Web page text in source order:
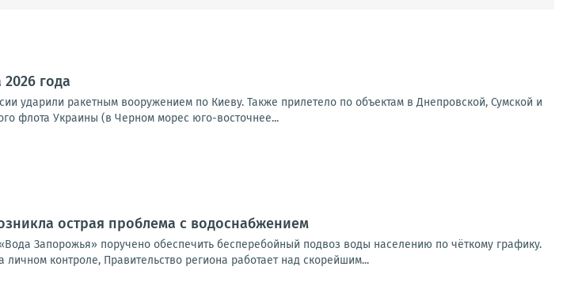
года
ударили ракетным вооружением по Киеву. Также прилетело по объектам в Днепровской, Сумской и
флота Украины (в Черном морес юго-восточнее...
острая проблема с водоснабжением
Запорожья» поручено обеспечить бесперебойный подвоз воды населению по чёткому графику.
контроле, Правительство региона работает над скорейшим...